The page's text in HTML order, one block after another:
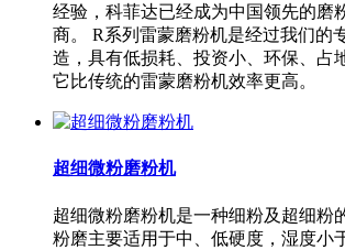
经验，科菲达已经成为中国领先的磨
商。 R系列雷蒙磨粉机是经过我们的
造，具有低损耗、投资小、环保、占
它比传统的雷蒙磨粉机效率更高。
超细微粉磨粉机
超细微粉磨粉机是一种细粉及超细粉
粉磨主要适用于中、低硬度，湿度小